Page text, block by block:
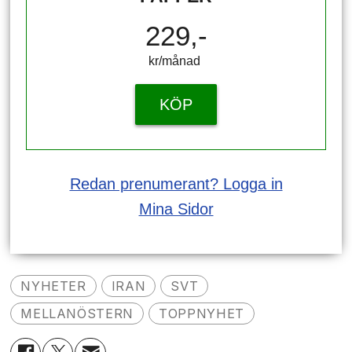
229,-
kr/månad ​​​​​​
KÖP
Redan prenumerant? Logga in
Mina Sidor
NYHETER IRAN
SVT
MELLANÖSTERN
TOPPNYHET